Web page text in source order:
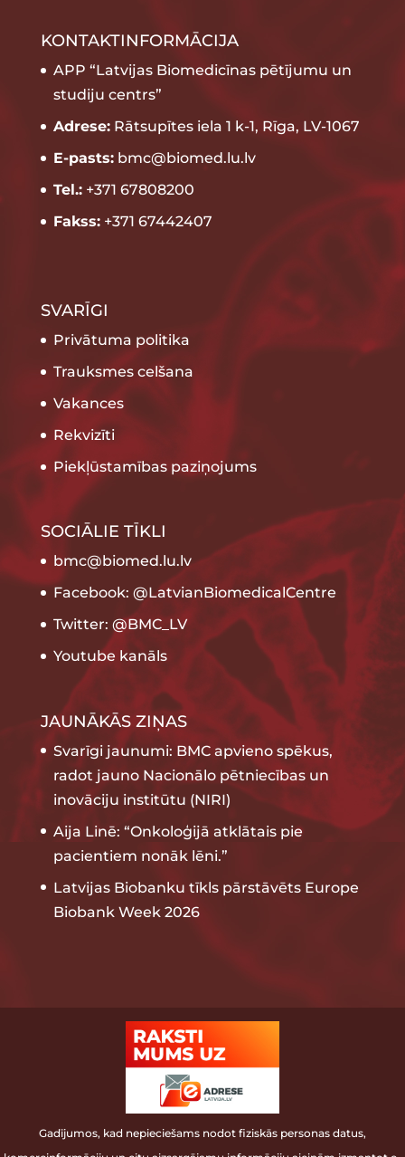
KONTAKTINFORMĀCIJA
APP “Latvijas Biomedicīnas pētījumu un
studiju centrs”
Adrese:Rātsupītes iela 1 k-1, Rīga, LV-1067
E-pasts:bmc@biomed.lu.lv
Tel.:+371 67808200
Fakss:+371 67442407
SVARĪGI
Privātuma politika
Trauksmes celšana
Vakances
Rekvizīti
Piekļūstamības paziņojums
SOCIĀLIE TĪKLI
bmc@biomed.lu.lv
Facebook: @LatvianBiomedicalCentre
Twitter: @BMC_LV
Youtube kanāls
JAUNĀKĀS ZIŅAS
Svarīgi jaunumi: BMC apvieno spēkus,
radot jauno Nacionālo pētniecības un
inovāciju institūtu (NIRI)
Aija Linē: “Onkoloģijā atklātais pie
pacientiem nonāk lēni.”
Latvijas Biobanku tīkls pārstāvēts Europe
Biobank Week 2026
Gadījumos, kad nepieciešams nodot fiziskās personas datus,